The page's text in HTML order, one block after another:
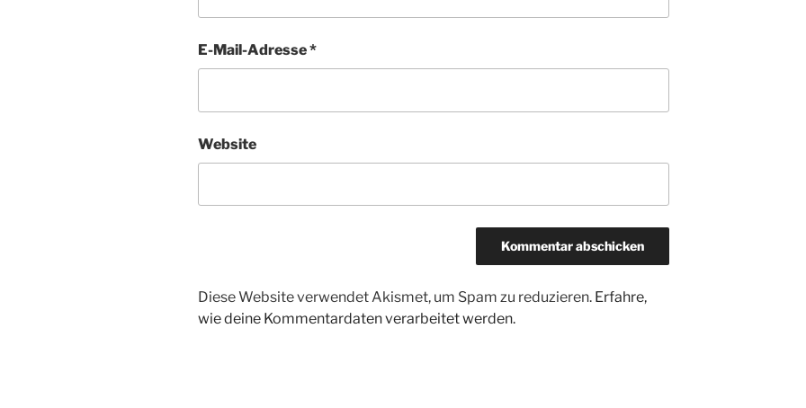
E-Mail-Adresse*
Website
Diese Website verwendet Akismet, um Spam zu reduzieren. Erfahre,
wie deine Kommentardaten verarbeitet werden.